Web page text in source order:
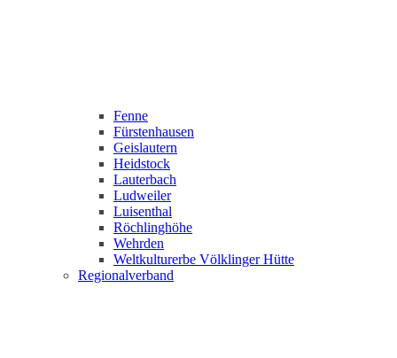
Fenne
Fürstenhausen
Geislautern
Heidstock
Lauterbach
Ludweiler
Luisenthal
Röchlinghöhe
Wehrden
Weltkulturerbe Völklinger Hütte
Regionalverband